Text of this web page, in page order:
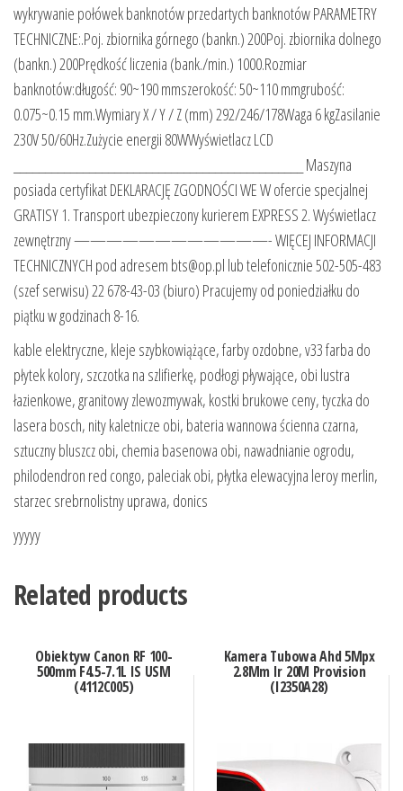
wykrywanie połówek banknotów przedartych banknotów PARAMETRY
TECHNICZNE:.Poj. zbiornika górnego (bankn.) 200Poj. zbiornika dolnego
(bankn.) 200Prędkość liczenia (bank./min.) 1000.Rozmiar
banknotów:długość: 90~190 mmszerokość: 50~110 mmgrubość:
0.075~0.15 mm.Wymiary X / Y / Z (mm) 292/246/178Waga 6 kgZasilanie
230V 50/60Hz.Zużycie energii 80WWyświetlacz LCD
______________________________________________ Maszyna
posiada certyfikat DEKLARACJĘ ZGODNOŚCI WE W ofercie specjalnej
GRATISY 1. Transport ubezpieczony kurierem EXPRESS 2. Wyświetlacz
zewnętrzny ————————————- WIĘCEJ INFORMACJI
TECHNICZNYCH pod adresem bts@op.pl lub telefonicznie 502-505-483
(szef serwisu) 22 678-43-03 (biuro) Pracujemy od poniedziałku do
piątku w godzinach 8-16.
kable elektryczne, kleje szybkowiążące, farby ozdobne, v33 farba do
płytek kolory, szczotka na szlifierkę, podłogi pływające, obi lustra
łazienkowe, granitowy zlewozmywak, kostki brukowe ceny, tyczka do
lasera bosch, nity kaletnicze obi, bateria wannowa ścienna czarna,
sztuczny bluszcz obi, chemia basenowa obi, nawadnianie ogrodu,
philodendron red congo, paleciak obi, płytka elewacyjna leroy merlin,
starzec srebrnolistny uprawa, donics
yyyyy
Related products
Obiektyw Canon RF 100-
500mm F4.5-7.1L IS USM
(4112C005)
Kamera Tubowa Ahd 5Mpx
2.8Mm Ir 20M Provision
(I2350A28)